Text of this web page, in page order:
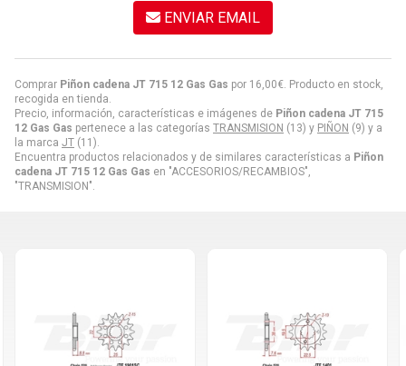
Comprar Piñon cadena JT 715 12 Gas Gas por 16,00€. Producto en stock,
recogida en tienda.
Precio, información, características e imágenes de Piñon cadena JT 715
12 Gas Gas pertenece a las categorías TRANSMISION (13) y PIÑON (9) y a
la marca JT (11).
Encuentra productos relacionados y de similares características a Piñon
cadena JT 715 12 Gas Gas en "ACCESORIOS/RECAMBIOS",
"TRANSMISION".
ENVIAR EMAIL